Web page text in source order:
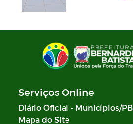
Serviços Online
Diário Oficial - Municípios/PB
Mapa do Site